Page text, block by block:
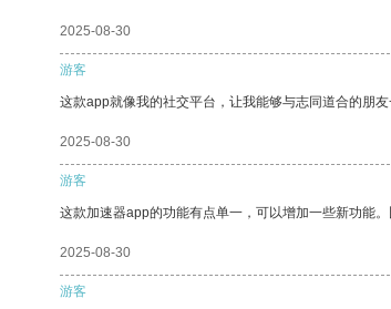
2025-08-30
游客
这款app就像我的社交平台，让我能够与志同道合的朋友
2025-08-30
游客
这款加速器app的功能有点单一，可以增加一些新功能
2025-08-30
游客